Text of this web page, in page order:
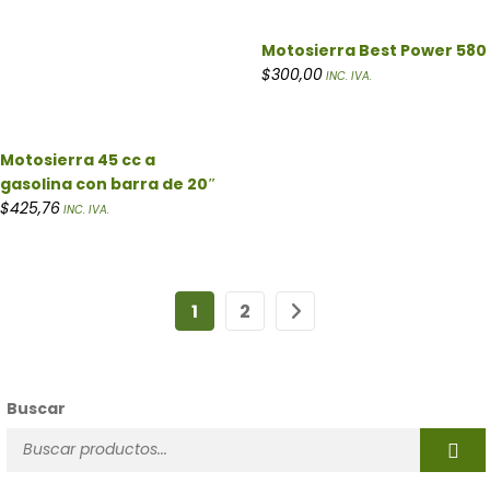
Motosierra 45 cc a
gasolina con barra de 20″
$425,76 INC. IVA.
Motosierra Best Power 580
$300,00 INC. IVA.
1 2
Buscar